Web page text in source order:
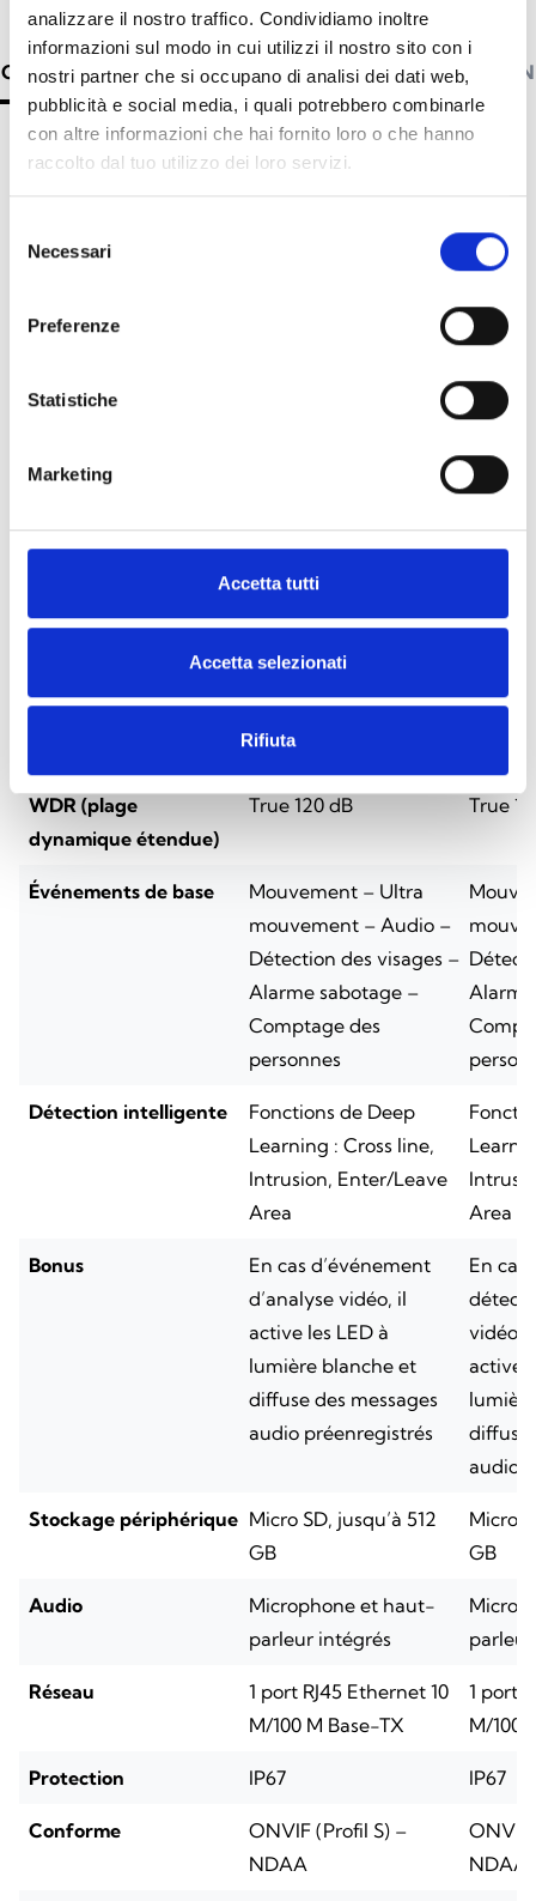
analizzare il nostro traffico. Condividiamo inoltre
informazioni sul modo in cui utilizzi il nostro sito con i
nostri partner che si occupano di analisi dei dati web,
pubblicità e social media, i quali potrebbero combinarle
con altre informazioni che hai fornito loro o che hanno
raccolto dal tuo utilizzo dei loro servizi.
delNecessari
Preferenze
Statistiche
Marketing
Accetta tutti
Accetta selezionati
Rifiuta
CARACTÉRISTIQUES TECHNIQUES DOCUMENTATION
Caractéristiques techniques
4 MP
1/2,7”,
scan,
ON). 0
Optique 2,8 mm 2,8 mm
Ultra 265, H.265,
H.264, MJPEG
H.264,
Triple flux
White LED, SuperColor
WDR (plage
dynamique étendue)
True 120 dB True
Événements de base
Mouvement – Ultra
mouvement – Audio –
Détection des visages –
Alarme sabotage –
Comptage des
personnes
Détection intelligente
Fonctions de Deep
Learning : Cross line,
Intrusion, Enter/Leave
Area
Area
Bonus
En cas d’événement
d’analyse vidéo, il
active les LED à
lumière blanche et
diffuse des messages
audio préenregistrés
En
vidéo,
active
diffuse
audio
Stockage périphérique Micro SD, jusqu’à 512
GB
Micro
GB
Audio
Microphone et haut-
parleur intégrés
Réseau
1 port RJ45 Ethernet 10
M/100 M Base-TX
1 port
M/100
Protection IP67 IP67
Conforme
ONVIF (Profil S) –
NDAA
ONVIF
NDAA